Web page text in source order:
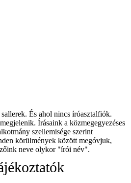
És ahol nincs íróasztalfiók.
Írásaink a közmegegyezéses
szellemisége szerint
körülmények között megóvjuk,
neve olykor "írói név".